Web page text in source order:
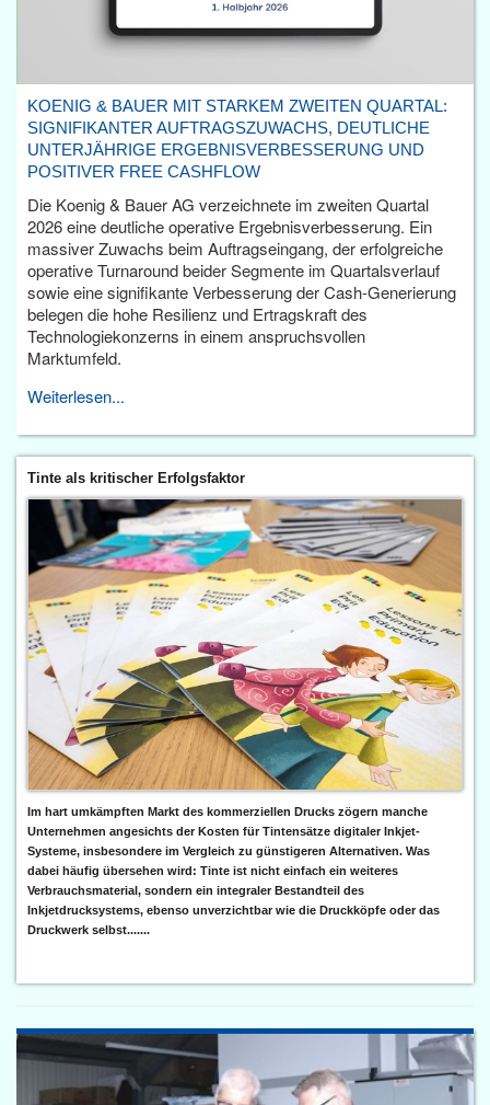
KOENIG & BAUER MIT STARKEM ZWEITEN QUARTAL:
SIGNIFIKANTER AUFTRAGSZUWACHS, DEUTLICHE
UNTERJÄHRIGE ERGEBNISVERBESSERUNG UND
POSITIVER FREE CASHFLOW
Die Koenig & Bauer AG verzeichnete im zweiten Quartal
2026 eine deutliche operative Ergebnisverbesserung. Ein
massiver Zuwachs beim Auftragseingang, der erfolgreiche
operative Turnaround beider Segmente im Quartalsverlauf
sowie eine signifikante Verbesserung der Cash-Generierung
belegen die hohe Resilienz und Ertragskraft des
Technologiekonzerns in einem anspruchsvollen
Marktumfeld.
Weiterlesen...
Tinte als kritischer Erfolgsfaktor
Im hart umkämpften Markt des kommerziellen Drucks zögern manche
Unternehmen angesichts der Kosten für Tintensätze digitaler Inkjet-
Systeme, insbesondere im Vergleich zu günstigeren Alternativen. Was
dabei häufig übersehen wird: Tinte ist nicht einfach ein weiteres
Verbrauchsmaterial, sondern ein integraler Bestandteil des
Inkjetdrucksystems, ebenso unverzichtbar wie die Druckköpfe oder das
Druckwerk selbst.......